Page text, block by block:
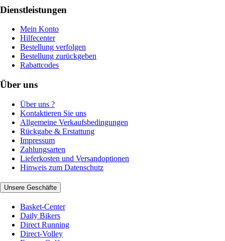
Dienstleistungen
Mein Konto
Hilfecenter
Bestellung verfolgen
Bestellung zurückgeben
Rabattcodes
Über uns
Über uns ?
Kontaktieren Sie uns
Allgemeine Verkaufsbedingungen
Rückgabe & Erstattung
Impressum
Zahlungsarten
Lieferkosten und Versandoptionen
Hinweis zum Datenschutz
Unsere Geschäfte
Basket-Center
Daily Bikers
Direct Running
Direct-Volley